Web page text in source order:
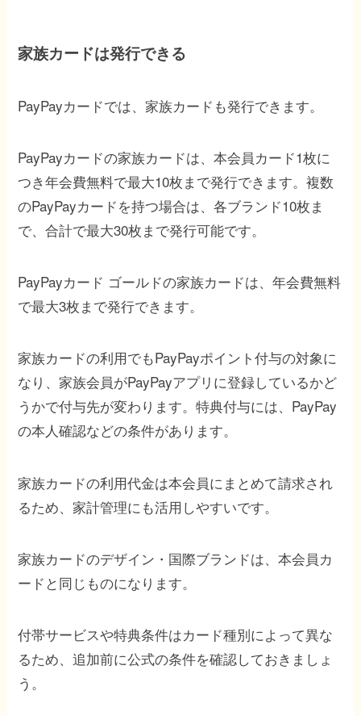
家族カードは発行できる
PayPayカードでは、家族カードも発行できます。
PayPayカードの家族カードは、本会員カード1枚に
つき年会費無料で最大10枚まで発行できます。複数
のPayPayカードを持つ場合は、各ブランド10枚ま
で、合計で最大30枚まで発行可能です。
PayPayカード ゴールドの家族カードは、年会費無料
で最大3枚まで発行できます。
家族カードの利用でもPayPayポイント付与の対象に
なり、家族会員がPayPayアプリに登録しているかど
うかで付与先が変わります。特典付与には、PayPay
の本人確認などの条件があります。
家族カードの利用代金は本会員にまとめて請求され
るため、家計管理にも活用しやすいです。
家族カードのデザイン・国際ブランドは、本会員カ
ードと同じものになります。
付帯サービスや特典条件はカード種別によって異な
るため、追加前に公式の条件を確認しておきましょ
う。